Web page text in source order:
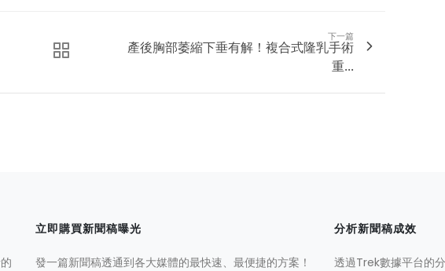
下一篇
產後胸部萎縮下垂有解！複合式隆乳手術
重...
立即購買新聞稿曝光
發一篇新聞稿透通到各大媒體的最快速、最便捷的方案！
分析新聞稿成效
透過Trek數據平台的